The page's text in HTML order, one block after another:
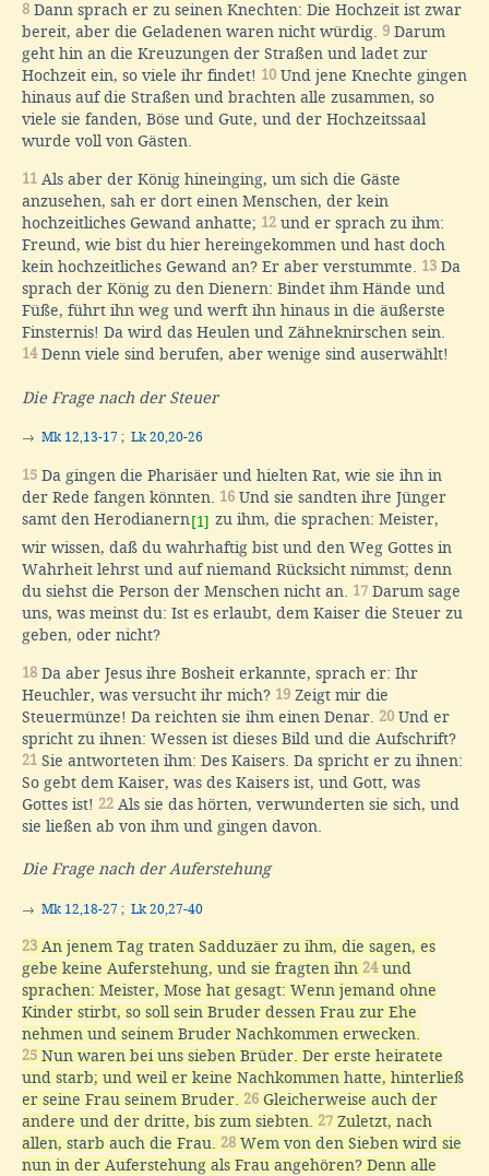
8 Dann sprach er zu seinen Knechten: Die Hochzeit ist zwar
bereit, aber die Geladenen waren nicht würdig. 9 Darum
geht hin an die Kreuzungen der Straßen und ladet zur
Hochzeit ein, so viele ihr findet! 10 Und jene Knechte gingen
hinaus auf die Straßen und brachten alle zusammen, so
viele sie fanden, Böse und Gute, und der Hochzeitssaal
wurde voll von Gästen.
11 Als aber der König hineinging, um sich die Gäste
anzusehen, sah er dort einen Menschen, der kein
hochzeitliches Gewand anhatte; 12 und er sprach zu ihm:
Freund, wie bist du hier hereingekommen und hast doch
kein hochzeitliches Gewand an? Er aber verstummte. 13 Da
sprach der König zu den Dienern: Bindet ihm Hände und
Füße, führt ihn weg und werft ihn hinaus in die äußerste
Finsternis! Da wird das Heulen und Zähneknirschen sein.
14Denn viele sind berufen, aber wenige sind auserwählt!
Die Frage nach der Steuer
→ Mk 12,13-17 ; Lk 20,20-26
15 Da gingen die Pharisäer und hielten Rat, wie sie ihn in
der Rede fangen könnten. 16 Und sie sandten ihre Jünger
samt den Herodianern [1] zu ihm, die sprachen: Meister,
wir wissen, daß du wahrhaftig bist und den Weg Gottes in
Wahrheit lehrst und auf niemand Rücksicht nimmst; denn
du siehst die Person der Menschen nicht an. 17 Darum sage
uns, was meinst du: Ist es erlaubt, dem Kaiser die Steuer zu
geben, oder nicht?
18 Da aber Jesus ihre Bosheit erkannte, sprach er: Ihr
Heuchler, was versucht ihr mich? 19 Zeigt mir die
Steuermünze! Da reichten sie ihm einen Denar. 20 Und er
spricht zu ihnen: Wessen ist dieses Bild und die Aufschrift?
21 Sie antworteten ihm: Des Kaisers. Da spricht er zu ihnen:
So gebt dem Kaiser, was des Kaisers ist, und Gott, was
Gottes ist! 22 Als sie das hörten, verwunderten sie sich, und
sie ließen ab von ihm und gingen davon.
Die Frage nach der Auferstehung
→ Mk 12,18-27 ; Lk 20,27-40
23 An jenem Tag traten Sadduzäer zu ihm, die sagen, es
gebe keine Auferstehung, und sie fragten ihn 24und
sprachen: Meister, Mose hat gesagt: Wenn jemand ohne
Kinder stirbt, so soll sein Bruder dessen Frau zur Ehe
nehmen und seinem Bruder Nachkommen erwecken.
25 Nun waren bei uns sieben Brüder. Der erste heiratete
und starb; und weil er keine Nachkommen hatte, hinterließ
er seine Frau seinem Bruder. 26 Gleicherweise auch der
andere und der dritte, bis zum siebten. 27 Zuletzt, nach
allen, starb auch die Frau. 28 Wem von den Sieben wird sie
nun in der Auferstehung als Frau angehören? Denn alle